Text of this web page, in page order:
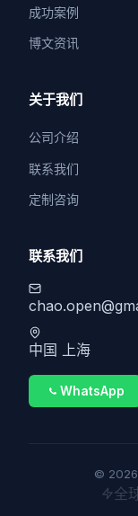
成功案例
博文资讯
关于我们
公司介绍
联系我们
定制咨询
联系我们
中国 上海
WhatsApp
© 2026
全